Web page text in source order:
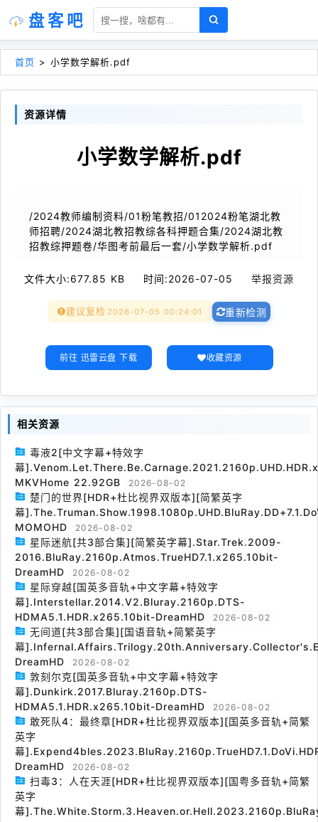
盘客吧
首页 > 小学数学解析.pdf
资源详情
小学数学解析.pdf
/2024教师编制资料/01粉笔教招/012024粉笔湖北教
师招聘/2024湖北教招教综各科押题合集/2024湖北教
招教综押题卷/华图考前最后一套/小学数学解析.pdf
文件大小:677.85 KB 时间:2026-07-05 举报资源
建议复检 2026-07-05 00:24:01 重新检测
前往 迅雷云盘 下载 收藏资源
相关资源
毒液2[中文字幕+特效字
幕
MKVHome 22.92GB
2026-08-02
楚门的世界[HDR+杜比视界双版本][简繁英字
幕
MOMOHD
2026-08-02
星际迷航[共3部合集][简繁英字幕].Star.Trek.2009-
2016.BluRay.2160p.Atmos.TrueHD7.1.x265.10bit-
DreamHD
2026-08-02
星际穿越[国英多音轨+中文字幕+特效字
幕].Interstellar.2014.V2.Bluray.2160p.DTS-
HDMA5.1.HDR.x265.10bit-DreamHD
2026-08-02
无间道[共3部合集][国语音轨+简繁英字
幕
DreamHD
2026-08-02
敦刻尔克[国英多音轨+中文字幕+特效字
幕].Dunkirk.2017.Bluray.2160p.DTS-
HDMA5.1.HDR.x265.10bit-DreamHD
2026-08-02
敢死队4：最终章[HDR+杜比视界双版本][国英多音轨+简繁
英字
幕
DreamHD
2026-08-02
扫毒3：人在天涯[HDR+杜比视界双版本][国粤多音轨+简繁
英字
幕